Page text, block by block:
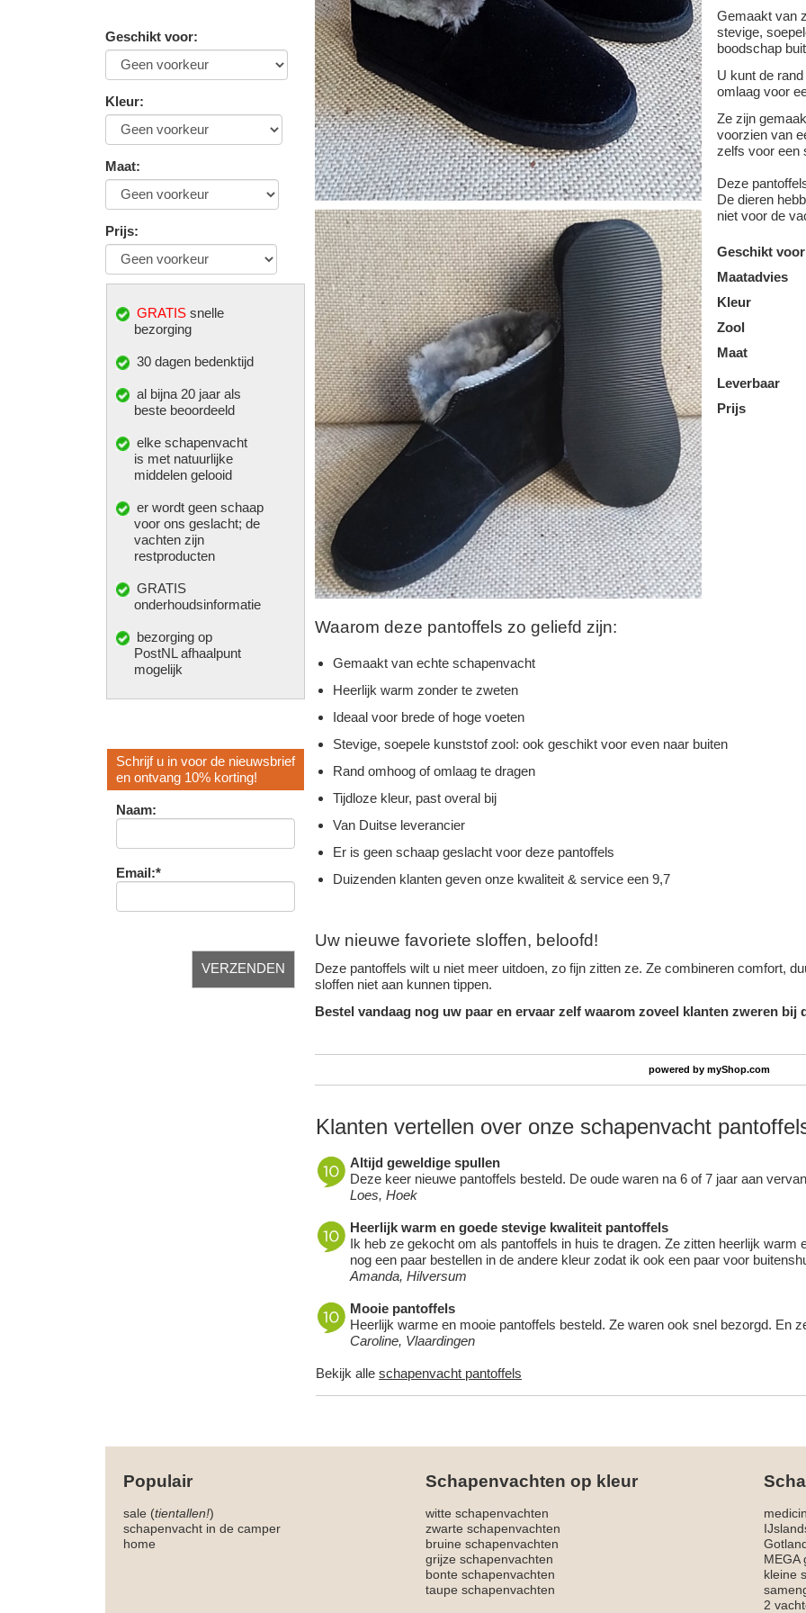
Geschikt voor:
Kleur:
Maat:
Prijs:
GRATIS snelle
bezorging
30 dagen bedenktijd
al bijna 20 jaar als
beste beoordeeld
elke schapenvacht
is met natuurlijke
middelen gelooid
er wordt geen schaap
voor ons geslacht; de
vachten zijn
restproducten
GRATIS
onderhoudsinformatie
bezorging op
PostNL afhaalpunt
mogelijk
Schrijf u in voor de nieuwsbrief
en ontvang 10% korting!
Naam:
Email:*
Gemaakt van
stevige,
boodschap
U kunt de
omlaag voor
Ze zijn
voorzien van
zelfs voor een
Deze
De dieren
niet voor de
Geschikt voor
Maatadvies
Kleur
Zool
Maat
Leverbaar
Prijs
Waarom deze pantoffels zo geliefd zijn:
Gemaakt van echte schapenvacht
Heerlijk warm zonder te zweten
Ideaal voor brede of hoge voeten
Stevige, soepele kunststof zool: ook geschikt voor even naar buiten
Rand omhoog of omlaag te dragen
Tijdloze kleur, past overal bij
Van Duitse leverancier
Er is geen schaap geslacht voor deze pantoffels
Duizenden klanten geven onze kwaliteit & service een 9,7
Uw nieuwe favoriete sloffen, beloofd!
Deze pantoffels wilt u niet meer uitdoen, zo fijn zitten ze. Ze combineren comfort,
sloffen niet aan kunnen tippen.
Bestel vandaag nog uw paar en ervaar zelf waarom zoveel klanten zweren bij
powered bymyShop.com
Klanten vertellen over onze schapenvacht
Altijd geweldige spullen
Deze keer nieuwe pantoffels besteld. De oude waren na 6 of 7 jaar aan
Loes, Hoek
Heerlijk warm en goede stevige kwaliteit pantoffels
Ik heb ze gekocht om als pantoffels in huis te dragen. Ze zitten heerlijk warm
nog een paar bestellen in de andere kleur zodat ik ook een paar voor
Amanda, Hilversum
Mooie pantoffels
Heerlijk warme en mooie pantoffels besteld. Ze waren ook snel bezorgd. En
Caroline, Vlaardingen
Bekijk alleschapenvacht pantoffels
Populair Schapenvachten op kleur
sale (tientallen!) witte schapenvachten
schapenvacht in de camper
zwarte schapenvachten
home
bruine schapenvachten
grijze schapenvachten
MEGA
bonte schapenvachten
kleine
taupe schapenvachten
2